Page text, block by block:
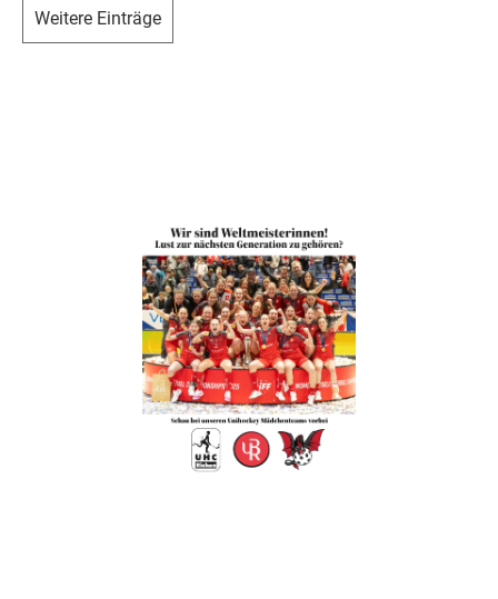
Weitere Einträge